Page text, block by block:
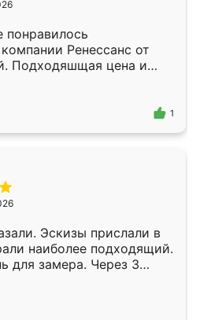
понравилось
Ренессанс от
Подходяшщая цена и
Приехавший
Владислав
эскизу самый
1
Эскизы прислали в
наиболее подходящий.
для замера. Через 3
уже готова. Остались
Спасибо Ренессанс
работу!